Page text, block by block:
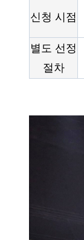
신청 시점
별도 선정
절차